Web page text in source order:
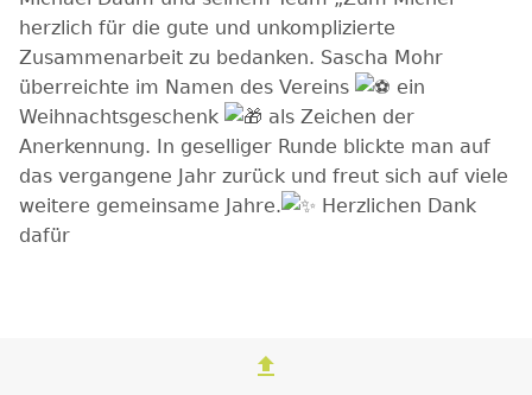
herzlich für die gute und unkomplizierte
Zusammenarbeit zu bedanken. Sascha Mohr
überreichte im Namen des Vereins
ein
Weihnachtsgeschenk
als Zeichen der
Anerkennung. In geselliger Runde blickte man auf
das vergangene Jahr zurück und freut sich auf viele
weitere gemeinsame Jahre.
Herzlichen Dank
dafür